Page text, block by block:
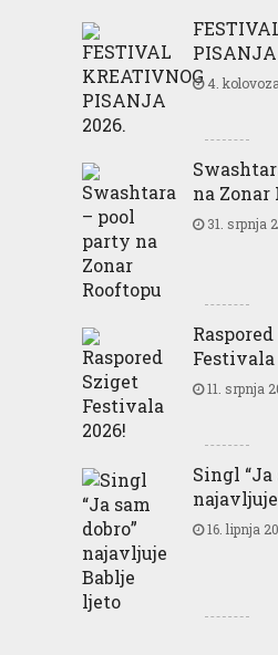
PISANJA
4. kolovoza
na Zonar
31. srpnja
Festivala
11. srpnja
Singl “Ja
16. lipnja